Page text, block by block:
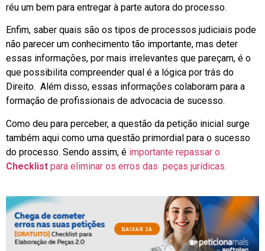
réu um bem para entregar à parte autora do processo.
Enfim, saber quais são os tipos de processos judiciais pode
não parecer um conhecimento tão importante, mas deter
essas informações, por mais irrelevantes que pareçam, é o
que possibilita compreender qual é a lógica por trás do
Direito. Além disso, essas informações colaboram para a
formação de profissionais de advocacia de sucesso.
Como deu para perceber, a questão da petição inicial surge
também aqui como uma questão primordial para o sucesso
do processo. Sendo assim, é importante repassar o
Checklist para eliminar os erros das peças jurídicas.